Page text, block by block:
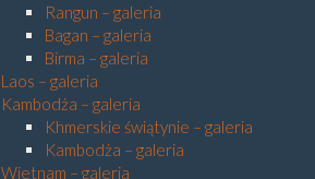
Rangun – galeria
Bagan – galeria
Birma – galeria
Laos – galeria
Kambodża – galeria
Khmerskie świątynie – galeria
Kambodża – galeria
Wietnam – galeria